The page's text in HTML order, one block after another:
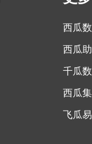
西瓜
西瓜
千瓜
西瓜集
飞瓜